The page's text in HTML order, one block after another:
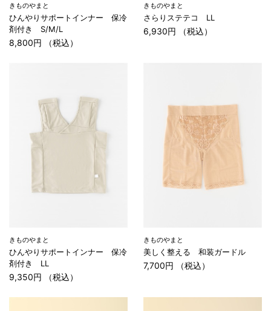
きものやまと
ひんやりサポートインナー 保冷
剤付き S/M/L
8,800円 （税込）
きものやまと
さらりステテコ LL
6,930円 （税込）
きものやまと
ひんやりサポートインナー 保冷
剤付き LL
9,350円 （税込）
きものやまと
美しく整える 和装ガードル
7,700円 （税込）